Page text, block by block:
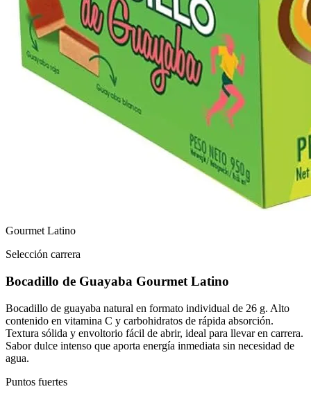
Gourmet Latino
Selección carrera
Bocadillo de Guayaba Gourmet Latino
Bocadillo de guayaba natural en formato individual de 26 g. Alto
contenido en vitamina C y carbohidratos de rápida absorción.
Textura sólida y envoltorio fácil de abrir, ideal para llevar en carrera.
Sabor dulce intenso que aporta energía inmediata sin necesidad de
agua.
Puntos fuertes